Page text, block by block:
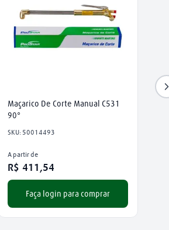
Maçarico De Corte Manual C531
90°
SKU: 50014493
A partir de
R$ 411,54
Faça login para comprar